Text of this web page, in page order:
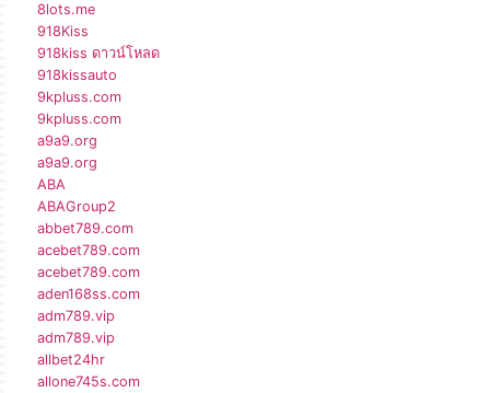
8lots.me
918Kiss
918kiss ดาวน์โหลด
918kissauto
9kpluss.com
9kpluss.com
a9a9.org
a9a9.org
ABA
ABAGroup2
abbet789.com
acebet789.com
acebet789.com
aden168ss.com
adm789.vip
adm789.vip
allbet24hr
allone745s.com